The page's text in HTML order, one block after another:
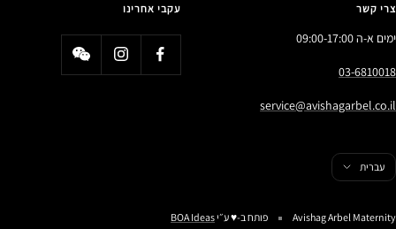
צרי קשר
ימים א-ה 09:00-17:00
03-6810018
service@avishagarbel.co.il
עקבי אחרינו
שפהעברית
Avishag Arbel Maternity פותח ב-♥️ ע״יBOA Ideas